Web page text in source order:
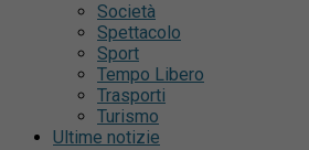
Società
Spettacolo
Sport
Tempo Libero
Trasporti
Turismo
Ultime notizie